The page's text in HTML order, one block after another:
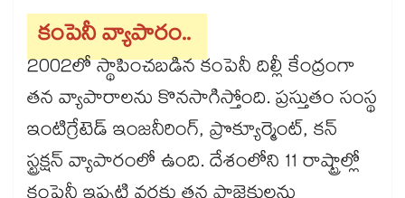
కంపెనీ వ్యాపారం..
2002లో స్థాపించబడిన కంపెనీ దిల్లీ కేంద్రంగా
తన వ్యాపారాలను కొనసాగిస్తోంది. ప్రస్తుతం సంస్థ
ఇంటిగ్రేటెడ్ ఇంజనీరింగ్, ప్రొక్యూర్మెంట్, కన్
స్ట్రక్షన్ వ్యాపారంలో ఉంది. దేశంలోని 11 రాష్ట్రాల్లో